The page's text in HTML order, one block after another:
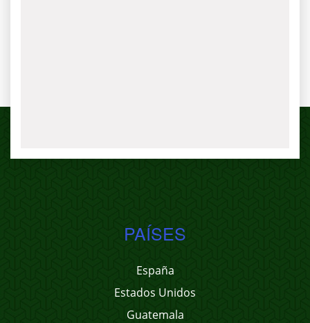
PAÍSES
España
Estados Unidos
Guatemala